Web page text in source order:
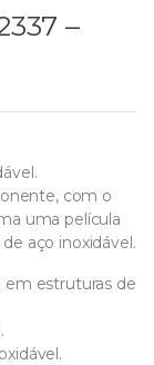
–
com o
uma película
aço inoxidável.
em estruturas de